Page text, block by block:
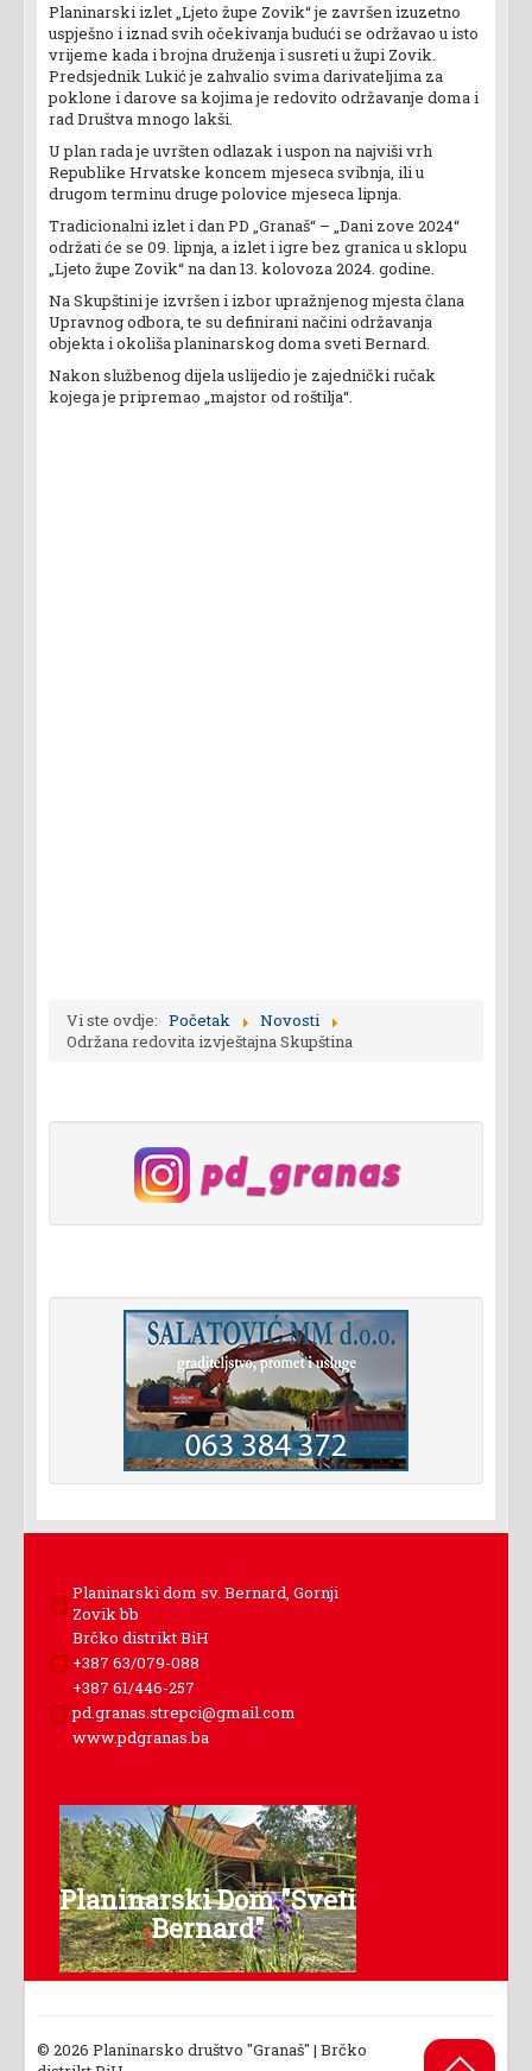
Planinarski izlet „Ljeto župe Zovik“ je završen izuzetno
uspješno i iznad svih očekivanja budući se održavao u isto
vrijeme kada i brojna druženja i susreti u župi Zovik.
Predsjednik Lukić je zahvalio svima darivateljima za
poklone i darove sa kojima je redovito održavanje doma i
rad Društva mnogo lakši.
U plan rada je uvršten odlazak i uspon na najviši vrh
Republike Hrvatske koncem mjeseca svibnja, ili u
drugom terminu druge polovice mjeseca lipnja.
Tradicionalni izlet i dan PD „Granaš“ – „Dani zove 2024“
održati će se 09. lipnja, a izlet i igre bez granica u sklopu
„Ljeto župe Zovik“ na dan 13. kolovoza 2024. godine.
Na Skupštini je izvršen i izbor upražnjenog mjesta člana
Upravnog odbora, te su definirani načini održavanja
objekta i okoliša planinarskog doma sveti Bernard.
Nakon službenog dijela uslijedio je zajednički ručak
kojega je pripremao „majstor od roštilja“.
Vi ste ovdje: Početak
Novosti
Održana redovita izvještajna Skupština
Planinarski dom sv. Bernard, Gornji
Zovik bb
Brčko distrikt BiH
+387 63/079-088
+387 61/446-257
pd.granas.strepci@gmail.com
www.pdgranas.ba
Planinarski Dom "Sveti
Bernard"
Back to
© 2026 Planinarsko društvo "Granaš" | Brčko